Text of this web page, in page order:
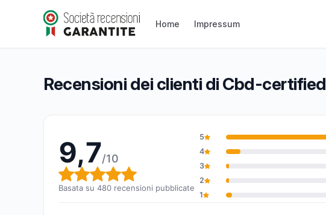
Home Impressum
Cbd-certified
Valutazione globale: 9,7 su 10
9,7/10(480 recensioni)
Recensioni dei clienti di Cbd-certified
9,7/10
Valutazione globale: 9,7 su 10
Basata su 480 recensioni pubblicate
5
4
3
2
1